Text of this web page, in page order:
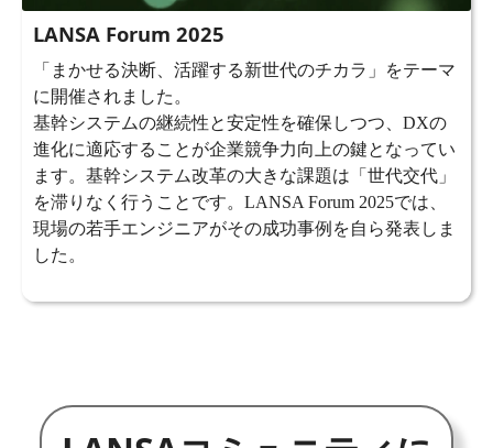
LANSA Forum 2025
「まかせる決断、活躍する新世代のチカラ」をテーマ
に開催されました。
基幹システムの継続性と安定性を確保しつつ、DXの
進化に適応することが企業競争力向上の鍵となってい
ます。基幹システム改革の大きな課題は「世代交代」
を滞りなく行うことです。LANSA Forum 2025では、
現場の若手エンジニアがその成功事例を自ら発表しま
した。